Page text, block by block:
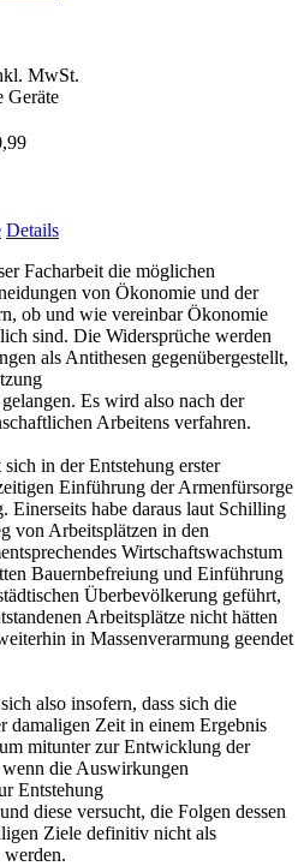
MwSt.
Geräte
Details
Facharbeit die möglichen
von Ökonomie und der
ob und wie vereinbar Ökonomie
sind. Die Widersprüche werden
als Antithesen gegenübergestellt,
Es wird also nach der
Arbeitens verfahren.
in der Entstehung erster
Einführung der Armenfürsorge
Einerseits habe daraus laut Schilling
von Arbeitsplätzen in den
Wirtschaftswachstum
Bauernbefreiung und Einführung
Überbevölkerung geführt,
Arbeitsplätze nicht hätten
in Massenverarmung geendet
also insofern, dass sich die
damaligen Zeit in einem Ergebnis
mitunter zur Entwicklung der
die Auswirkungen
Entstehung
diese versucht, die Folgen dessen
Ziele definitiv nicht als
werden.